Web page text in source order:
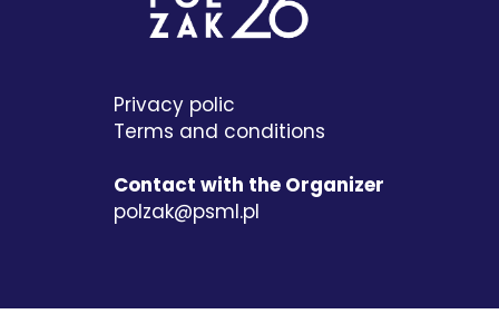
Privacy polic
Terms and conditions
Contact with the Organizer
polzak@psml.pl